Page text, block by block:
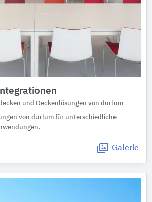
und Deckenlösungen von durlum
von durlum für unterschiedliche
Galerie